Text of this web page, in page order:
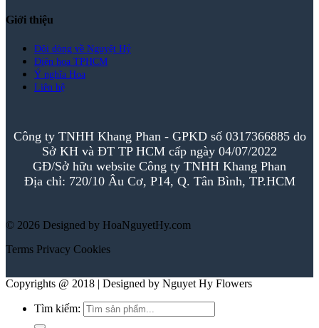
Giới thiệu
Đôi dòng về Nguyệt Hỷ
Điện hoa TPHCM
Ý nghĩa Hoa
Liên hệ
Công ty TNHH Khang Phan - GPKD số 0317366885 do
Sở KH và ĐT TP HCM cấp ngày 04/07/2022
GĐ/Sở hữu website Công ty TNHH Khang Phan
Địa chỉ: 720/10 Âu Cơ, P14, Q. Tân Bình, TP.HCM
© 2026 Designed by HoaNguyetHy.com
Terms Privacy Cookies
Copyrights @ 2018 | Designed by Nguyet Hy Flowers
Tìm kiếm: